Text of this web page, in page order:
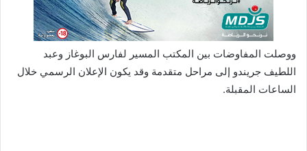
ووصلت المفاوضات بين المكتب المسير لفارس البوغاز وعبد
اللطيف جريندو إلى مراحل متقدمة وقد يكون الإعلان الرسمي خلال
الساعات المقبلة.